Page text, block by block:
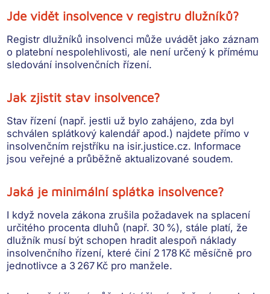
Jde vidět insolvence v registru dlužníků?
Registr dlužníků insolvenci může uvádět jako záznam
o platební nespolehlivosti, ale není určený k přímému
sledování insolvenčních řízení.
Jak zjistit stav insolvence?
Stav řízení (např. jestli už bylo zahájeno, zda byl
schválen splátkový kalendář apod.) najdete přímo v
insolvenčním rejstříku na isir.justice.cz. Informace
jsou veřejné a průběžně aktualizované soudem.
Jaká je minimální splátka insolvence?
I když novela zákona zrušila požadavek na splacení
určitého procenta dluhů (např. 30 %), stále platí, že
dlužník musí být schopen hradit alespoň náklady
insolvenčního řízení, které činí 2 178 Kč měsíčně pro
jednotlivce a 3 267 Kč pro manžele.